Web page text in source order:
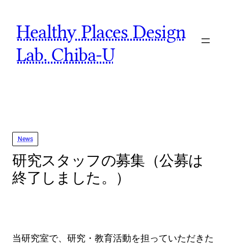
content
Healthy Places Design
Lab. Chiba-U
News
研究スタッフの募集（公募は
終了しました。）
当研究室で、研究・教育活動を担っていただきた